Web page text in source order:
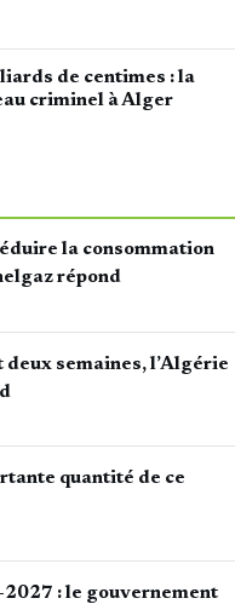
de centimes : la
criminel à Alger
la consommation
répond
semaines, l’Algérie
quantité de ce
: le gouvernement